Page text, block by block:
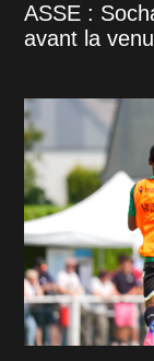
ASSE :
avant la